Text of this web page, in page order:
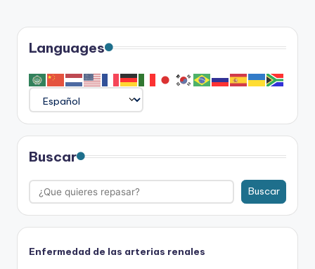
Languages
Buscar
Buscar
Enfermedad de las arterias renales